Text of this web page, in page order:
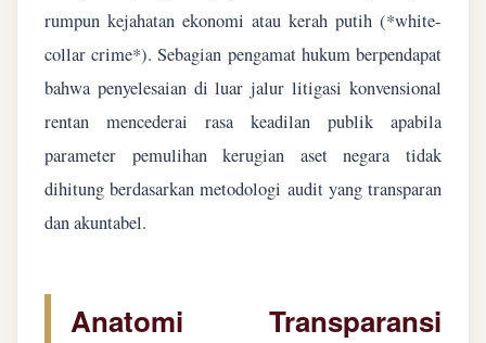
rumpun kejahatan ekonomi atau kerah putih (*white-
collar crime*). Sebagian pengamat hukum berpendapat
bahwa penyelesaian di luar jalur litigasi konvensional
rentan mencederai rasa keadilan publik apabila
parameter pemulihan kerugian aset negara tidak
dihitung berdasarkan metodologi audit yang transparan
dan akuntabel.
Anatomi Transparansi